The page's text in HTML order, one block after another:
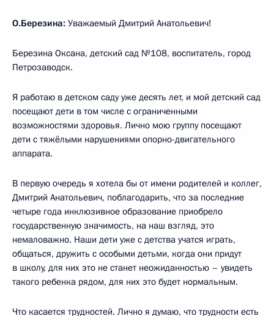
О.Березина: Уважаемый Дмитрий Анатольевич!
Березина Оксана, детский сад №108, воспитатель, город
Петрозаводск.
Я работаю в детском саду уже десять лет, и мой детский сад
посещают дети в том числе с ограниченными
возможностями здоровья. Лично мою группу посещают
дети с тяжёлыми нарушениями опорно-двигательного
аппарата.
В первую очередь я хотела бы от имени родителей и коллег,
Дмитрий Анатольевич, поблагодарить, что за последние
четыре года инклюзивное образование приобрело
государственную значимость, на наш взгляд, это
немаловажно. Наши дети уже с детства учатся играть,
общаться, дружить с особыми детьми, когда они придут
в школу, для них это не станет неожиданностью – увидеть
такого ребенка рядом, для них это будет нормальным.
Что касается трудностей. Лично я думаю, что трудности есть